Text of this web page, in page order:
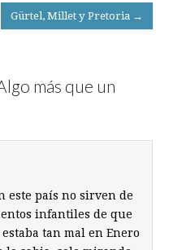
Gürtel, Millet y Pretoria →
más que un
este país no sirven de
infantiles de que
tan mal en Enero